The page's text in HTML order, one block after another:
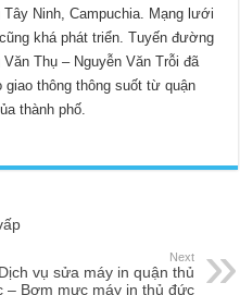
Ninh, Campuchia. Mạng lưới
khá phát triển. Tuyến đường
Thụ – Nguyễn Văn Trỗi đã
thông thông suốt từ quận
thành phố.
Next
Dịch vụ sửa máy in quận thủ
– Bơm mực máy in thủ đức